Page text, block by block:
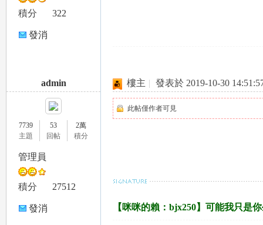
積分 322
發消
admin
7739
主題
53
回帖
2萬
積分
管理員
積分 27512
發消
樓主 | 發表於 2019-10-30
此帖僅作者可見
【咪咪的賴：bjx250】可能我只是